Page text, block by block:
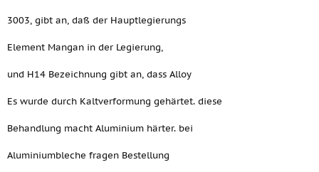
3003, gibt an, daß der Hauptlegierungs
Element Mangan in der Legierung,
und H14 Bezeichnung gibt an, dass Alloy
Es wurde durch Kaltverformung gehärtet. diese
Behandlung macht Aluminium härter. bei
Aluminiumbleche fragen Bestellung